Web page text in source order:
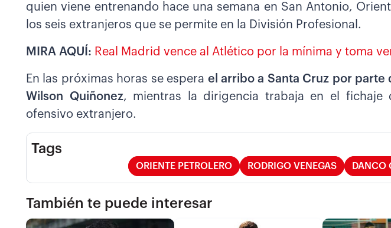
quien viene entrenando hace una semana en San Antonio,
los seis extranjeros que se permite en la División Profesional.
MIRA AQUÍ: Real Madrid vence al Atlético por la mínima y toma
En las próximas horas se espera el arribo a Santa Cruz por
Wilson Quiñonez, mientras la dirigencia trabaja en el fichaje
ofensivo extranjero.
Tags
ORIENTE PETROLERO RODRIGO VENEGAS DANCO
También te puede interesar